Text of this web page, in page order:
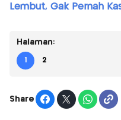
Lembut, Gak Pernah
Halaman:
1 2
Share